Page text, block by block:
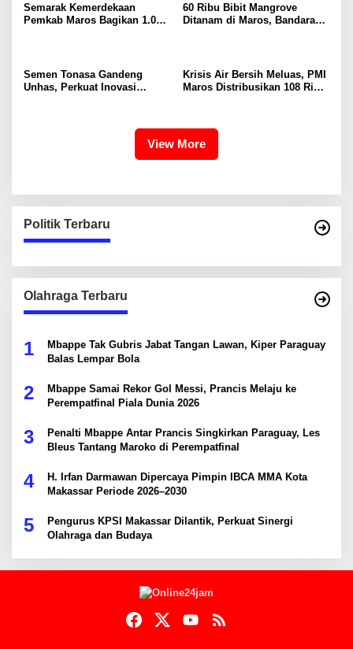
Semarak Kemerdekaan
Pemkab Maros Bagikan 1.000
60 Ribu Bibit Mangrove
Ditanam di Maros, Bandara
Semen Tonasa Gandeng
Unhas, Perkuat Inovasi
Krisis Air Bersih Meluas, PMI
Maros Distribusikan 108 Ribu
View More
Politik Terbaru
Olahraga Terbaru
1
Mbappe Tak Gubris Jabat Tangan Lawan, Kiper Paraguay
Balas Lempar Bola
2
Mbappe Samai Rekor Gol Messi, Prancis Melaju ke
Perempatfinal Piala Dunia 2026
3
Penalti Mbappe Antar Prancis Singkirkan Paraguay, Les
Bleus Tantang Maroko di Perempatfinal
4
H. Irfan Darmawan Dipercaya Pimpin IBCA MMA Kota
Makassar Periode 2026–2030
5
Pengurus KPSI Makassar Dilantik, Perkuat Sinergi
Olahraga dan Budaya